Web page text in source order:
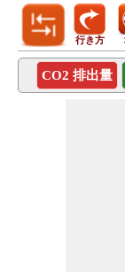
行き方
CO2 排出量